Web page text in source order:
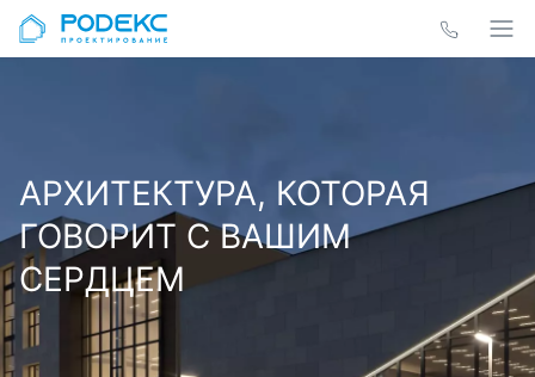
АРХИТЕКТУРА, КОТОРАЯ
ГОВОРИТ С ВАШИМ
СЕРДЦЕМ